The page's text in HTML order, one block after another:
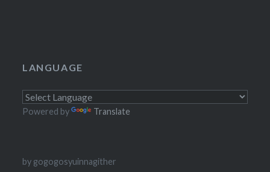
LANGUAGE
Powered by Translate
by gogogosyuinnagither